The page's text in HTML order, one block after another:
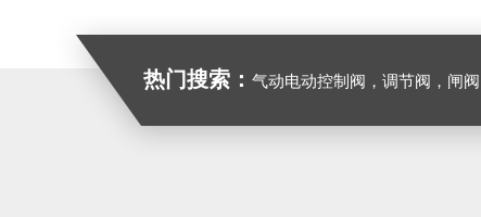
热门搜索： 气动电动控制阀，调节阀，闸阀，截止阀，球阀，蝶阀